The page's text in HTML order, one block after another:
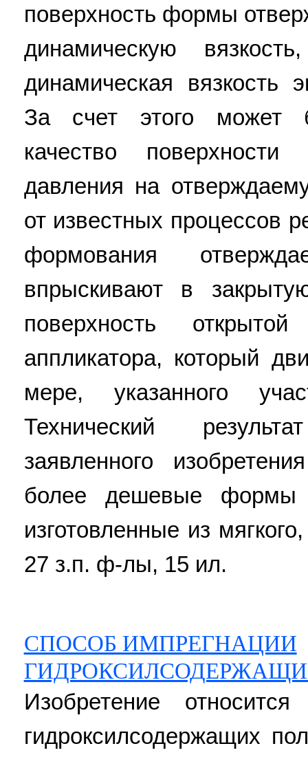
поверхность формы
динамическую
динамическая вязкость
За счет этого может
качество
давления на
от известных процессов
формования
впрыскивают в
поверхность
аппликатора, который
мере, указанного
Технический
заявленного
более дешевые
изготовленные из
27 з.п. ф-лы, 15 ил.
СПОСОБ ИМПРЕГНАЦИИ
Изобретение
гидроксилсодержащих